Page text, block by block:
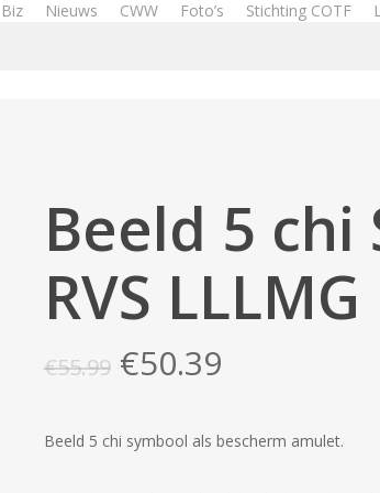
Biz Nieuws CWW Foto’s Stichting COTF
Beeld 5 chi
RVS LLLMG
€55.99 Oorspronkelijke
was:
€55.99.
€50.39Huidige
is:
€50.39.
Beeld 5 chi symbool als bescherm amulet.